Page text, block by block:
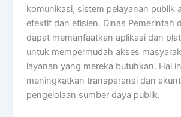
komunikasi, sistem pelayanan publik
efektif dan efisien. Dinas Pemerintah
dapat memanfaatkan aplikasi dan
untuk mempermudah akses
layanan yang mereka butuhkan. Hal
meningkatkan transparansi dan
pengelolaan sumber daya publik.